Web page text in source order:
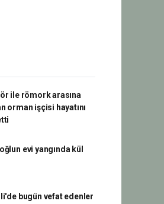
ile römork arasına
orman işçisi hayatını
evi yangında kül
bugün vefat edenler